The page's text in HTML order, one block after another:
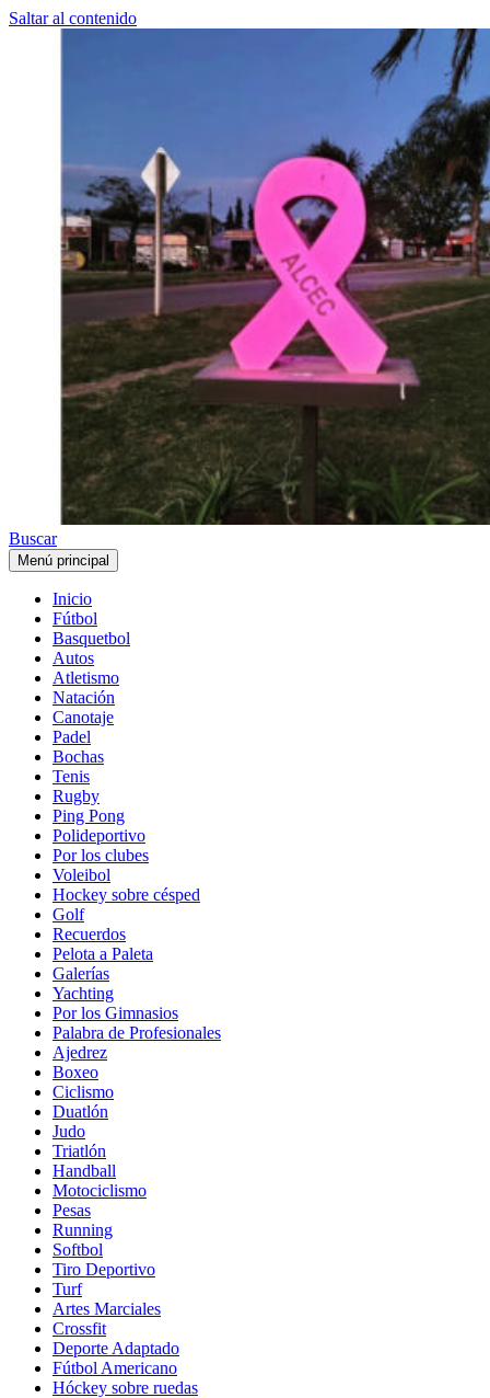
Saltar al contenido
Buscar
Menú principal
Inicio
Fútbol
Basquetbol
Autos
Atletismo
Natación
Canotaje
Padel
Bochas
Tenis
Rugby
Ping Pong
Polideportivo
Por los clubes
Voleibol
Hockey sobre césped
Golf
Recuerdos
Pelota a Paleta
Galerías
Yachting
Por los Gimnasios
Palabra de Profesionales
Ajedrez
Boxeo
Ciclismo
Duatlón
Judo
Triatlón
Handball
Motociclismo
Pesas
Running
Softbol
Tiro Deportivo
Turf
Artes Marciales
Crossfit
Deporte Adaptado
Fútbol Americano
Hóckey sobre ruedas